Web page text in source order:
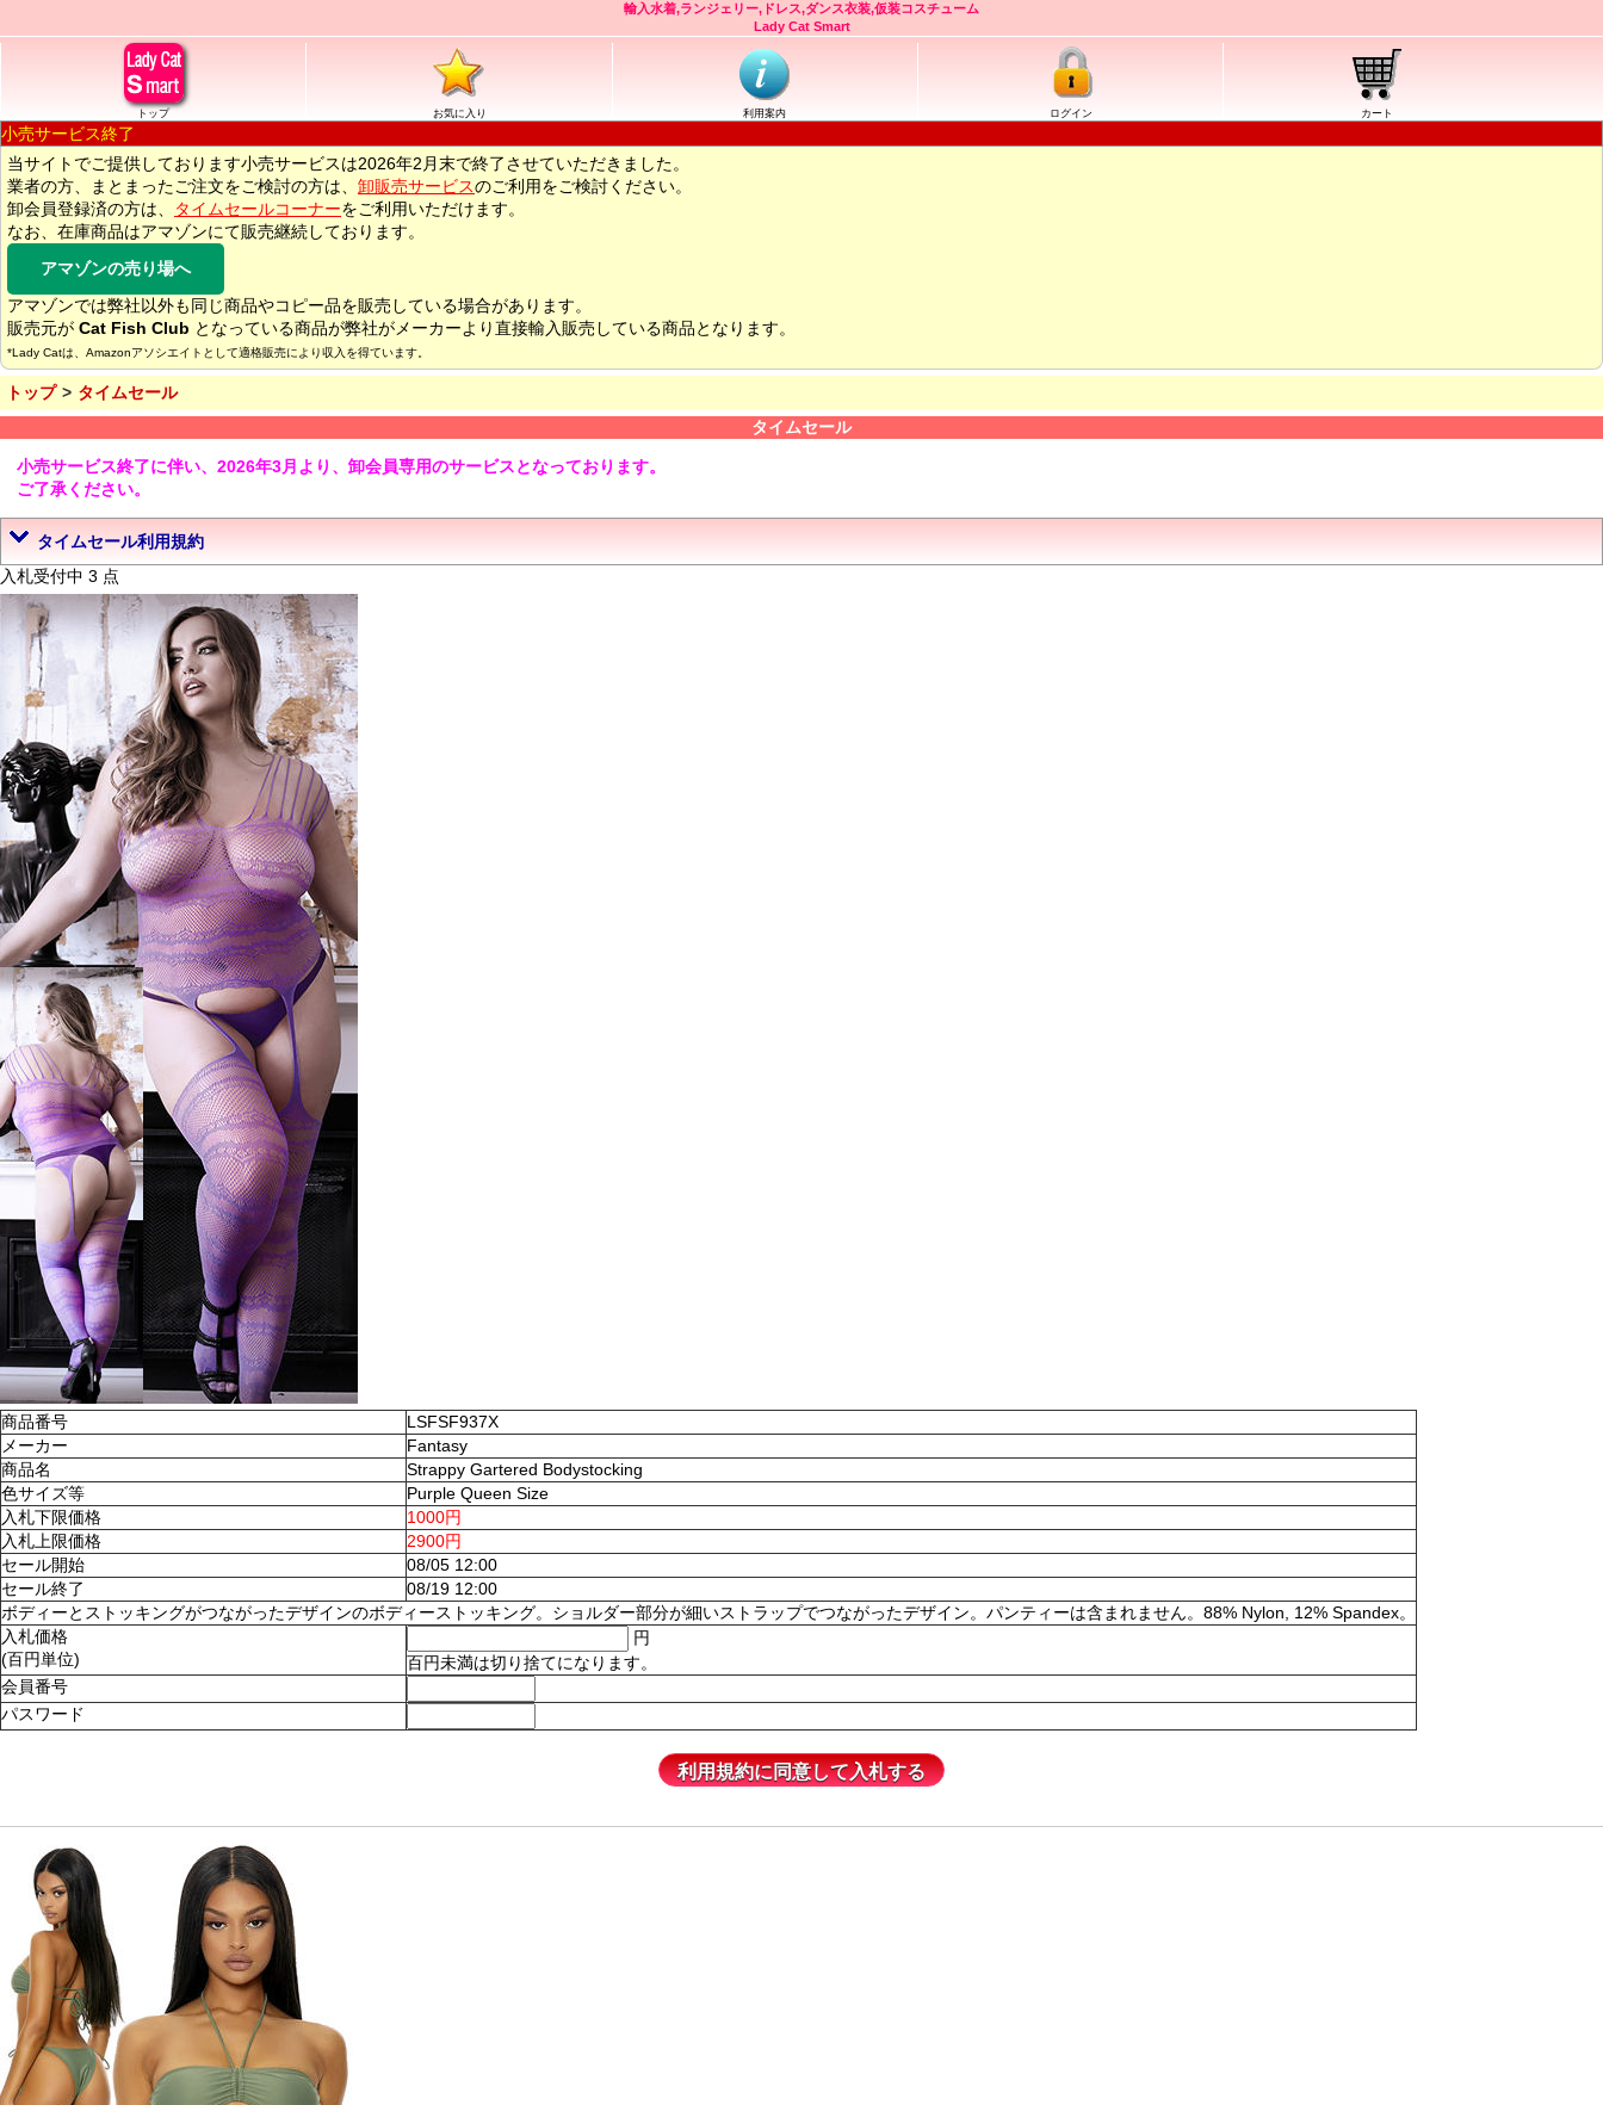
輸入水着,ランジェリー,ドレス,ダンス衣装,仮装コスチューム
Lady Cat Smart
トップ お気に入り 利用案内 ログイン カート
小売サービス終了
当サイトでご提供しております小売サービスは2026年2月末で終了させていただきました。
業者の方、まとまったご注文をご検討の方は、 卸販売サービスのご利用をご検討ください。
卸会員登録済の方は、
タイムセールコーナーをご利用いただけます。
なお、在庫商品はアマゾンにて販売継続しております。
アマゾンの売り場へ
アマゾンでは弊社以外も同じ商品やコピー品を販売している場合があります。
販売元が Cat Fish Club となっている商品が弊社がメーカーより直接輸入販売している商品となります。
*Lady Catは、Amazonアソシエイトとして適格販売により収入を得ています。
トップ
タイムセール
タイムセール
小売サービス終了に伴い、2026年3月より、卸会員専用のサービスとなっております。
ご了承ください。
タイムセール利用規約
入札受付中 3 点
商品番号
LSFSF937X
メーカー
Fantasy
商品名
Strappy Gartered Bodystocking
色サイズ等
Purple Queen Size
入札下限価格
1000円
入札上限価格
2900円
セール開始
08/05 12:00
セール終了
08/19 12:00
ボディーとストッキングがつながったデザインのボディーストッキング。ショルダー部分が細いストラップでつながったデザイン。パンティーは含まれません。88% Nylon, 12% Spandex。
入札価格
(百円単位)
円
百円未満は切り捨てになります。
会員番号
パスワード